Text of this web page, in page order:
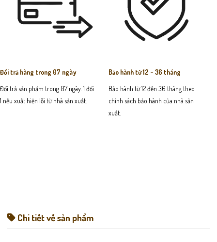
Đổi trả hàng trong 07 ngày
Đổi trả sản phẩm trong 07 ngày. 1 đổi
1 nếu xuất hiện lỗi từ nhà sản xuất.
Bảo hành từ 12 - 36 tháng
Bảo hành từ 12 đến 36 tháng theo
chính sách bảo hành của nhà sản
xuất.
Chi tiết về sản phẩm